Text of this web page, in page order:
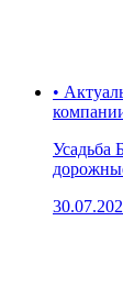
•
Усадьба